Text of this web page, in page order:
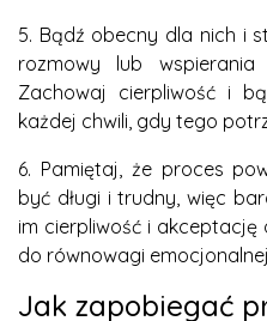
5. Bądź obecny dla nich i
rozmowy lub
Zachowaj cierpliwość i
każdej chwili, gdy tego
6. Pamiętaj, że proces
być długi i trudny, więc
im cierpliwość i
do równowagi
Jak zapobiegać